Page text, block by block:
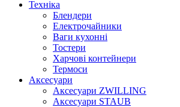
Техніка
Блендери
Електрочайники
Ваги кухонні
Тостери
Харчові контейнери
Термоси
Аксесуари
Аксесуари ZWILLING
Аксесуари STAUB